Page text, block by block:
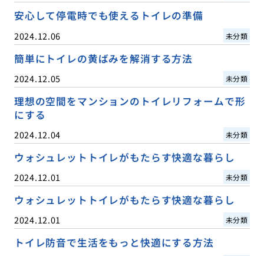
安心して停電時でも使えるトイレの準備
2024.12.06 未分類
簡単にトイレの黄ばみを解消する方法
2024.12.05 未分類
理想の空間をマンションのトイレリフォームで形
にする
2024.12.04 未分類
ウォシュレットトイレがもたらす快適な暮らし
2024.12.01 未分類
ウォシュレットトイレがもたらす快適な暮らし
2024.12.01 未分類
トイレ防音で生活をもっと快適にする方法